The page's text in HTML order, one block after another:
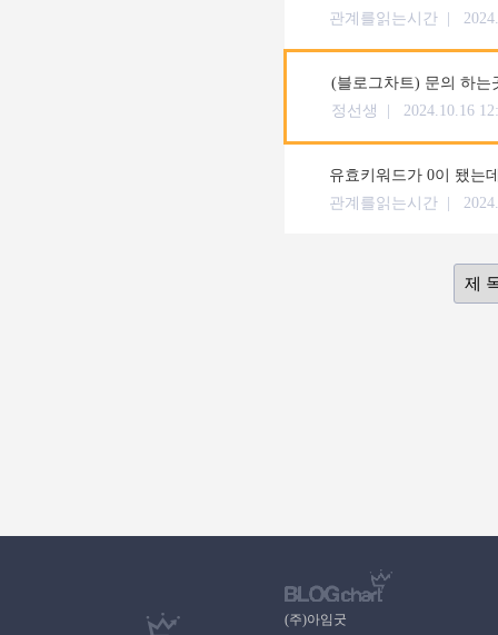
관계를읽는시간 |
(블로그차트) 문의 하는
정선생 | 2024.10.16
유효키워드가 0이 됐는
관계를읽는시간 |
(주)아임굿